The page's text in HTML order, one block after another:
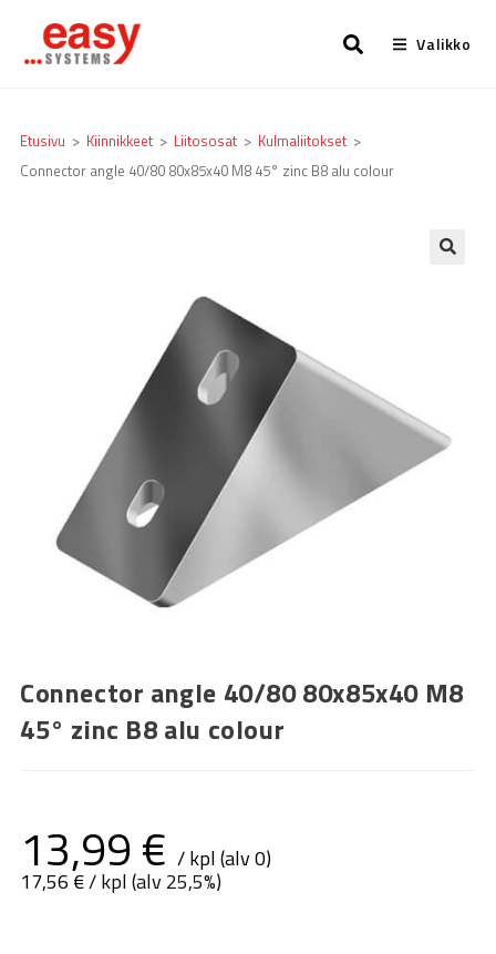
Valikko
Etusivu > Kiinnikkeet > Liitososat > Kulmaliitokset >
Connector angle 40/80 80x85x40 M8 45° zinc B8 alu colour
Connector angle 40/80 80x85x40 M8
45° zinc B8 alu colour
13,99€ / kpl (alv 0)
17,56 €/ kpl (alv 25,5%)